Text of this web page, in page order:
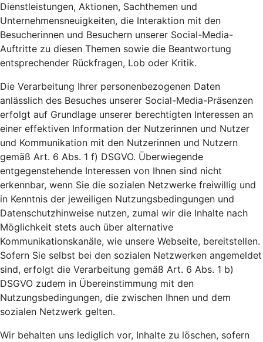
Dienstleistungen, Aktionen, Sachthemen und
Unternehmensneuigkeiten, die Interaktion mit den
Besucherinnen und Besuchern unserer Social-Media-
Auftritte zu diesen Themen sowie die Beantwortung
entsprechender Rückfragen, Lob oder Kritik.
Die Verarbeitung Ihrer personenbezogenen Daten
anlässlich des Besuches unserer Social-Media-Präsenzen
erfolgt auf Grundlage unserer berechtigten Interessen an
einer effektiven Information der Nutzerinnen und Nutzer
und Kommunikation mit den Nutzerinnen und Nutzern
gemäß Art. 6 Abs. 1 f) DSGVO. Überwiegende
entgegenstehende Interessen von Ihnen sind nicht
erkennbar, wenn Sie die sozialen Netzwerke freiwillig und
in Kenntnis der jeweiligen Nutzungsbedingungen und
Datenschutzhinweise nutzen, zumal wir die Inhalte nach
Möglichkeit stets auch über alternative
Kommunikationskanäle, wie unsere Webseite, bereitstellen.
Sofern Sie selbst bei den sozialen Netzwerken angemeldet
sind, erfolgt die Verarbeitung gemäß Art. 6 Abs. 1 b)
DSGVO zudem in Übereinstimmung mit den
Nutzungsbedingungen, die zwischen Ihnen und dem
sozialen Netzwerk gelten.
Wir behalten uns lediglich vor, Inhalte zu löschen, sofern